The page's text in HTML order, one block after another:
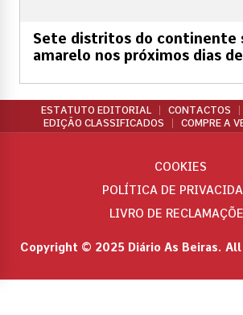
Sete distritos do continente
amarelo nos próximos dias
ESTATUTO EDITORIAL CONTACTOS
EDIÇÃO CLASSIFICADOS
COMPRE A
Copyright © 2025 Diário As Beiras.
COOKIES
POLÍTICA DE
LIVRO DE